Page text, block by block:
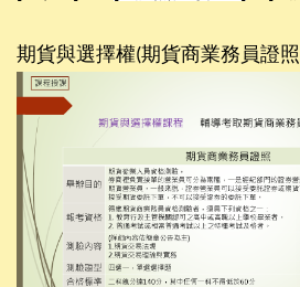
期貨與選擇權(期貨商業務員證照